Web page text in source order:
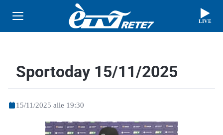
LIVE
Sportoday 15/11/2025
15/11/2025 alle 19:30